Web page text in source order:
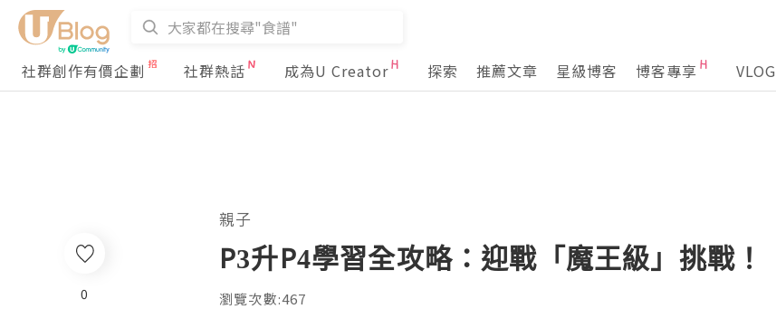
社群創作有價企劃
社群熱話 成為U Creator 探索 推薦文章 星級博客 博客專享 VLOG
0
親子
P3升P4學習全攻略：迎戰「魔王級」挑戰！
瀏覽次數:467